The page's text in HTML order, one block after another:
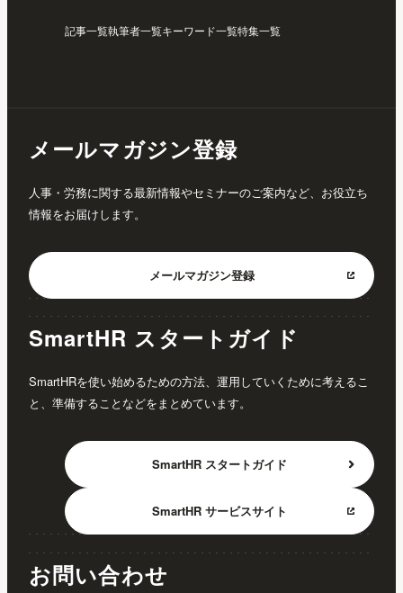
記事一覧執筆者一覧キーワード一覧特集一覧
メールマガジン登録
人事・労務に関する最新情報やセミナーのご案内など、お役立ち
情報をお届けします。
メールマガジン登録
SmartHR スタートガイド
SmartHRを使い始めるための方法、運用していくために考えるこ
と、準備することなどをまとめています。
SmartHR スタートガイド
SmartHR サービスサイト
お問い合わせ